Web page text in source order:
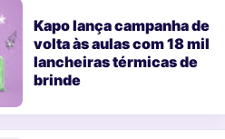
Kapo lança campanha de
volta às aulas com 18 mil
lancheiras térmicas de
brinde